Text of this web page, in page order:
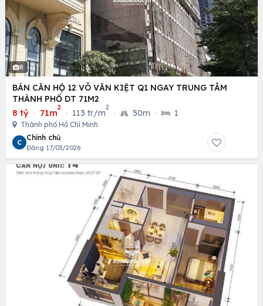
8
BÁN CĂN HỘ 12 VÕ VĂN KIỆT Q1 NGAY TRUNG TÂM
THÀNH PHỐ DT 71M2
8 tỷ · 71m
2
· 113 tr/m
2
· 50m · 1
Thành phố Hồ Chí Minh
C
Chính chủ
Đăng 17/03/2026